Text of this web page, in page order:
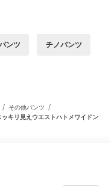
ンツ チノパンツ
/ その他パンツ /
キリ見えウエストハトメワイドン